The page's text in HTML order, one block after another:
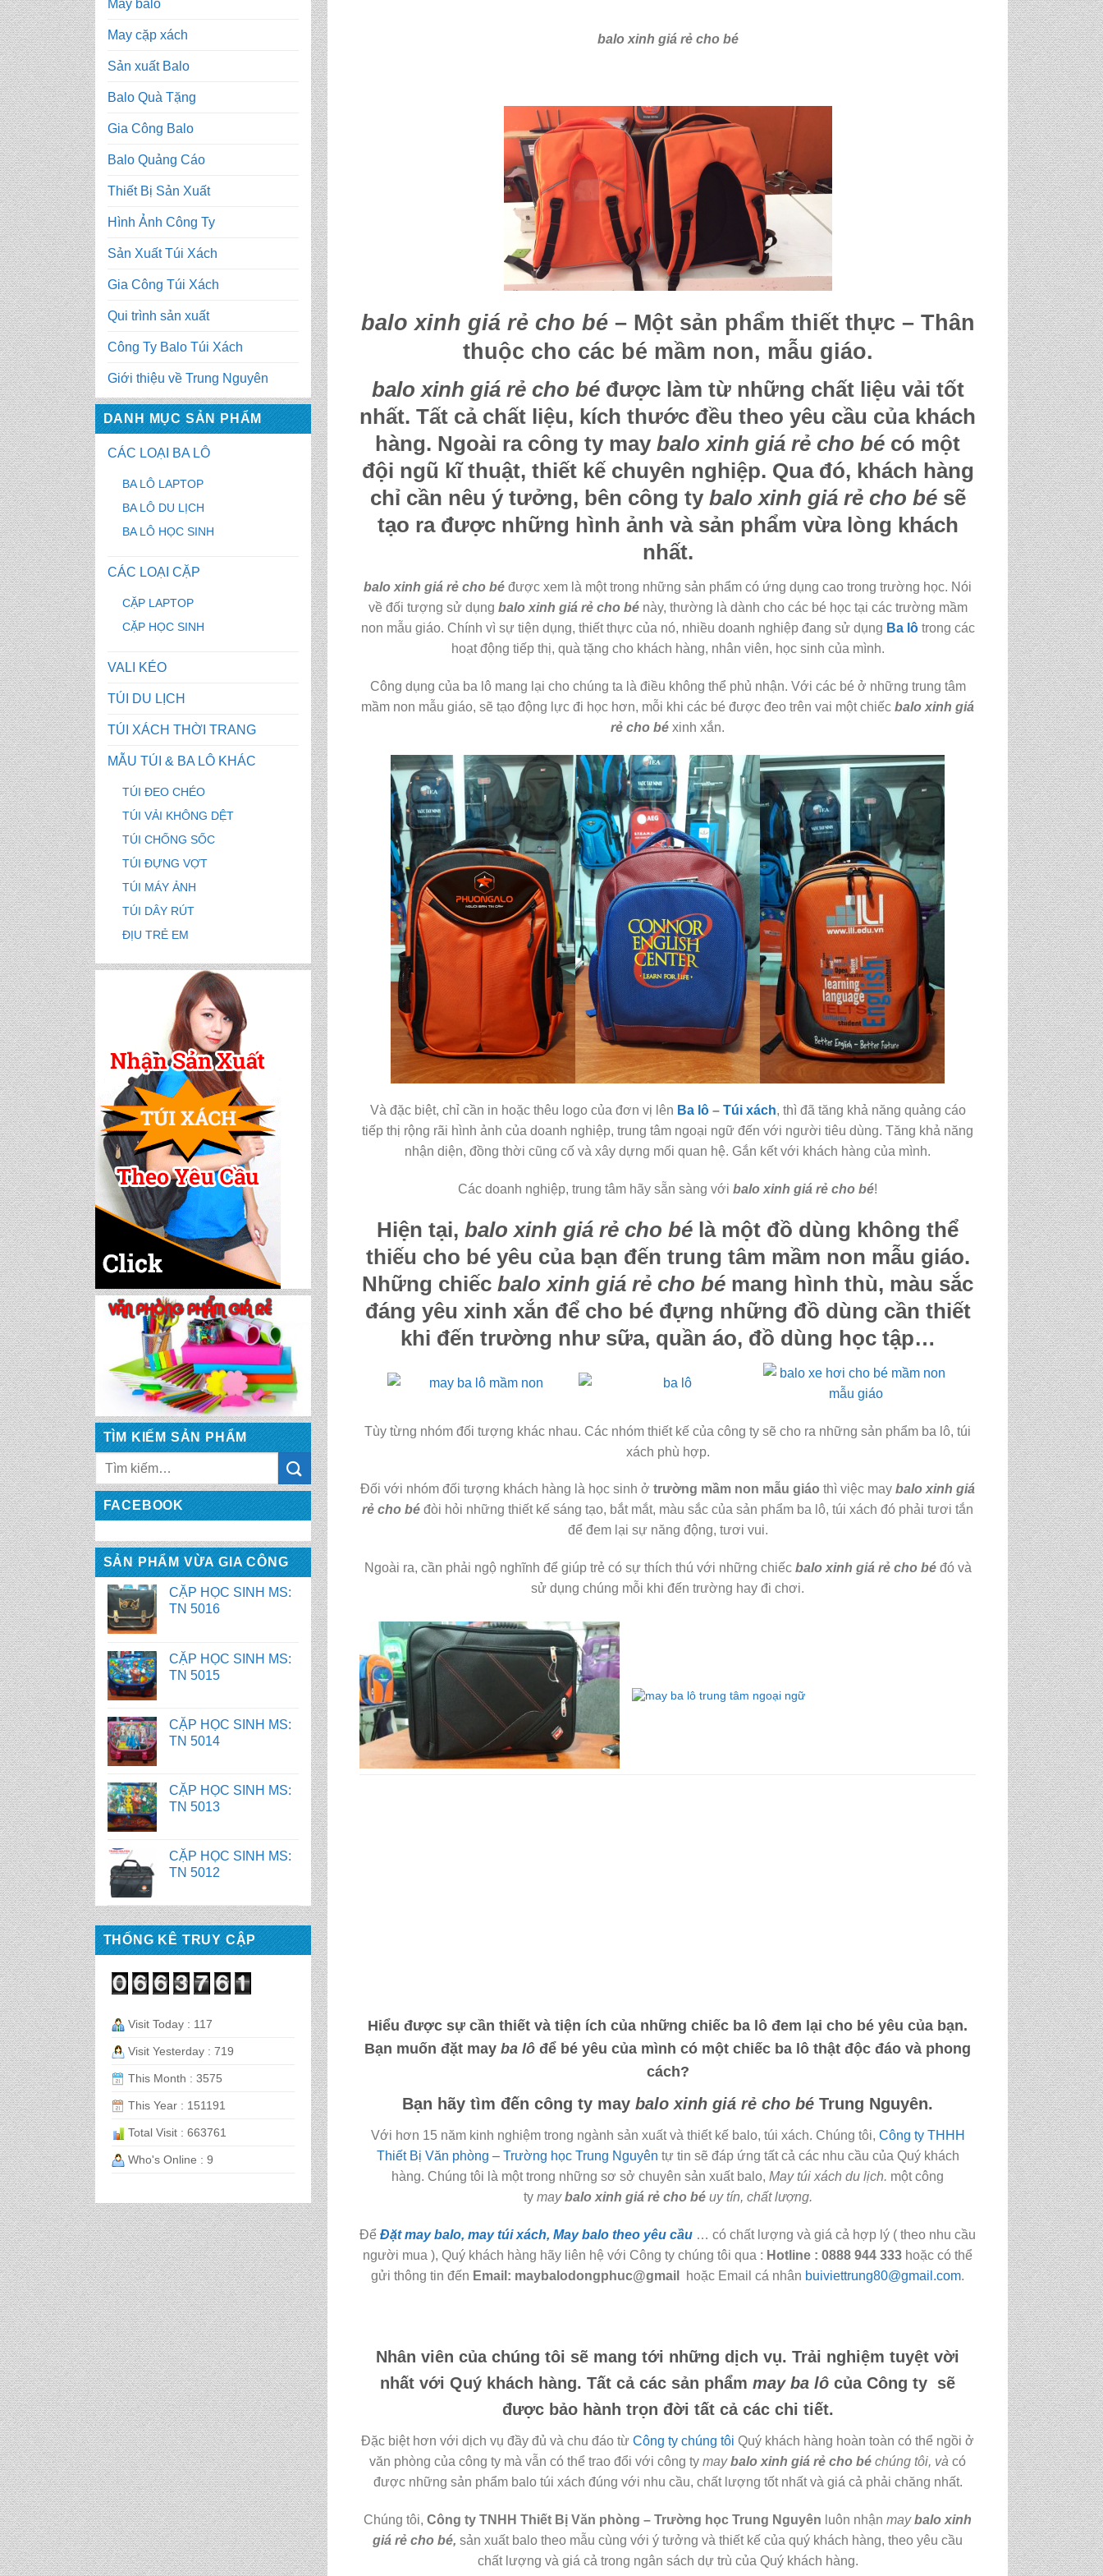
May balo
May cặp xách
Sản xuất Balo
Balo Quà Tặng
Gia Công Balo
Balo Quảng Cáo
Thiết Bị Sản Xuất
Hình Ảnh Công Ty
Sản Xuất Túi Xách
Gia Công Túi Xách
Qui trình sản xuất
Công Ty Balo Túi Xách
Giới thiệu về Trung Nguyên
DANH MỤC SẢN PHẨM
CÁC LOẠI BA LÔ
BA LÔ LAPTOP
BA LÔ DU LỊCH
BA LÔ HỌC SINH
CÁC LOẠI CẶP
CẶP LAPTOP
CẶP HỌC SINH
VALI KÉO
TÚI DU LỊCH
TÚI XÁCH THỜI TRANG
MẪU TÚI & BA LÔ KHÁC
TÚI ĐEO CHÉO
TÚI VẢI KHÔNG DỆT
TÚI CHỐNG SỐC
TÚI ĐỰNG VỢT
TÚI MÁY ẢNH
TÚI DÂY RÚT
ĐỊU TRẺ EM
TÌM KIẾM SẢN PHẨM
FACEBOOK
SẢN PHẨM VỪA GIA CÔNG
CẶP HỌC SINH MS:
TN 5016
CẶP HỌC SINH MS:
TN 5015
TN 5014
TN 5013
TN 5012
TN 5011
TN 5010
TN 5009
CẶP HỌC SINH MS:
TN 5007
BALO HỌC SINH MS:
BALO HỌC SINH MS:
TN 2056
BALO HỌC SINH MS:
TN 2070
BALO HỌC SINH MS:
TN 2069
BALO HỌC SINH MS:
TN 2068
CẶP HỌC SINH MS:
TN 5016
CẶP HỌC SINH MS:
TN 5015
THỐNG KÊ TRUY CẬP
Visit Today : 117
Visit Yesterday : 719
This Month : 3575
This Year : 151191
Total Visit : 663761
Who's Online : 9
balo xinh giá rẻ cho bé
balo xinh giá rẻ cho bé – Một sản phẩm thiết thực – Thân
thuộc cho các bé mầm non, mẫu giáo.
balo xinh giá rẻ cho béđược làm từ những chất liệu vải tốt
nhất. Tất cả chất liệu, kích thước đều theo yêu cầu của khách
hàng. Ngoài ra công ty maybalo xinh giá rẻ cho bé có một
đội ngũ kĩ thuật, thiết kế chuyên nghiệp. Qua đó, khách hàng
chỉ cần nêu ý tưởng, bên công ty balo xinh giá rẻ cho bésẽ
tạo ra được những hình ảnh và sản phẩm vừa lòng khách
nhất.
balo xinh giá rẻ cho bé được xem là một trong những sản phẩm có ứng dụng cao trong trường học. Nói
về đối tượng sử dụng balo xinh giá rẻ cho bé này, thường là dành cho các bé học tại các trường mầm
non mẫu giáo. Chính vì sự tiện dụng, thiết thực của nó, nhiều doanh nghiệp đang sử dụng Ba lôtrong các
hoạt động tiếp thị, quà tặng cho khách hàng, nhân viên, học sinh của mình.
Công dụng của ba lô mang lại cho chúng ta là điều không thể phủ nhận. Với các bé ở những trung tâm
mầm non mẫu giáo, sẽ tạo động lực đi học hơn, mỗi khi các bé được đeo trên vai một chiếcbalo xinh giá
rẻ cho bé xinh xắn.
Và đặc biệt, chỉ cần in hoặc thêu logo của đơn vị lên Ba lô– Túi xách, thì đã tăng khả năng quảng cáo
tiếp thị rộng rãi hình ảnh của doanh nghiệp, trung tâm ngoại ngữ đến với người tiêu dùng. Tăng khả năng
nhận diện, đồng thời cũng cố và xây dựng mối quan hệ. Gắn kết với khách hàng của mình.
Các doanh nghiệp, trung tâm hãy sẵn sàng vớibalo xinh giá rẻ cho bé!
Hiện tại,balo xinh giá rẻ cho bé là một đồ dùng không thể
thiếu cho bé yêu của bạn đến trung tâm mầm non mẫu giáo.
Những chiếcbalo xinh giá rẻ cho bé mang hình thù, màu sắc
đáng yêu xinh xắn để cho bé đựng những đồ dùng cần thiết
khi đến trường như sữa, quần áo, đồ dùng học tập…
Tùy từng nhóm đối tượng khác nhau. Các nhóm thiết kế của công ty sẽ cho ra những sản phẩm ba lô, túi
xách phù hợp.
Đối với nhóm đối tượng khách hàng là học sinh ởtrường mầm non mẫu giáo thì việc maybalo xinh giá
rẻ cho bé đòi hỏi những thiết kế sáng tạo, bắt mắt, màu sắc của sản phẩm ba lô, túi xách đó phải tươi tắn
để đem lại sự năng động, tươi vui.
Ngoài ra, cần phải ngộ nghĩnh để giúp trẻ có sự thích thú với những chiếc balo xinh giá rẻ cho béđó và
sử dụng chúng mỗi khi đến trường hay đi chơi.
Hiểu được sự cần thiết và tiện ích của những chiếc ba lô đem lại cho bé yêu của bạn.
Bạn muốnđặt mayba lô để bé yêu của mình có một chiếc ba lô thật độc đáo và phong
cách?
Bạn hãy tìm đến công ty maybalo xinh giá rẻ cho bé Trung Nguyên.
Với hơn 15 năm kinh nghiệm trong ngành sản xuất và thiết kế balo, túi xách. Chúng tôi, Công ty THHH
Thiết Bị Văn phòng – Trường học Trung Nguyên tự tin sẽ đáp ứng tất cả các nhu cầu của Quý khách
hàng. Chúng tôi là một trong những sơ sở chuyên sản xuất balo,May túi xách du lịch. một công
tymaybalo xinh giá rẻ cho bé uy tín, chất lượng.
ĐểĐặt may balo, may túi xách, May balo theo yêu cầu … có chất lượng và giá cả hợp lý ( theo nhu cầu
người mua ), Quý khách hàng hãy liên hệ với Công ty chúng tôi qua : Hotline : 0888 944 333 hoặc có thể
gửi thông tin đến Email: maybalodongphuc@gmail hoặc Email cá nhân buiviettrung80@gmail.com.
Nhân viên của chúng tôi sẽ mang tới những dịch vụ. Trải nghiệm tuyệt vời
nhất với Quý khách hàng. Tất cả các sản phẩmmayba lôcủa Công ty sẽ
được bảo hành trọn đời tất cả các chi tiết.
Đặc biệt hơn với dịch vụ đầy đủ và chu đáo từCông ty chúng tôi Quý khách hàng hoàn toàn có thể ngồi ở
văn phòng của công ty mà vẫn có thể trao đổi với công ty maybalo xinh giá rẻ cho bé chúng tôi, vàcó
được những sản phẩm balo túi xách đúng với nhu cầu, chất lượng tốt nhất và giá cả phải chăng nhất.
Chúng tôi,Công ty TNHH Thiết Bị Văn phòng – Trường học Trung Nguyên luôn nhậnmaybalo xinh
giá rẻ cho bé, sản xuất balo theo mẫu cùng với ý tưởng và thiết kế của quý khách hàng, theo yêu cầu
chất lượng và giá cả trong ngân sách dự trù của Quý khách hàng.